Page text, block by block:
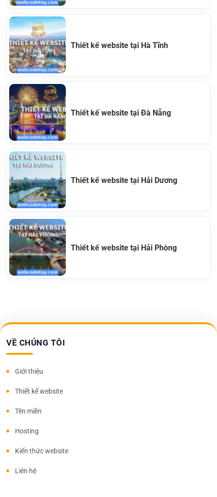
Thiết kế website tại Hà Tĩnh
Thiết kế website tại Đà Nẵng
Thiết kế website tại Hải Dương
Thiết kế website tại Hải Phòng
VỀ CHÚNG TÔI
Giới thiệu
Thiết kế website
Tên miền
Hosting
Kiến thức website
Liên hệ